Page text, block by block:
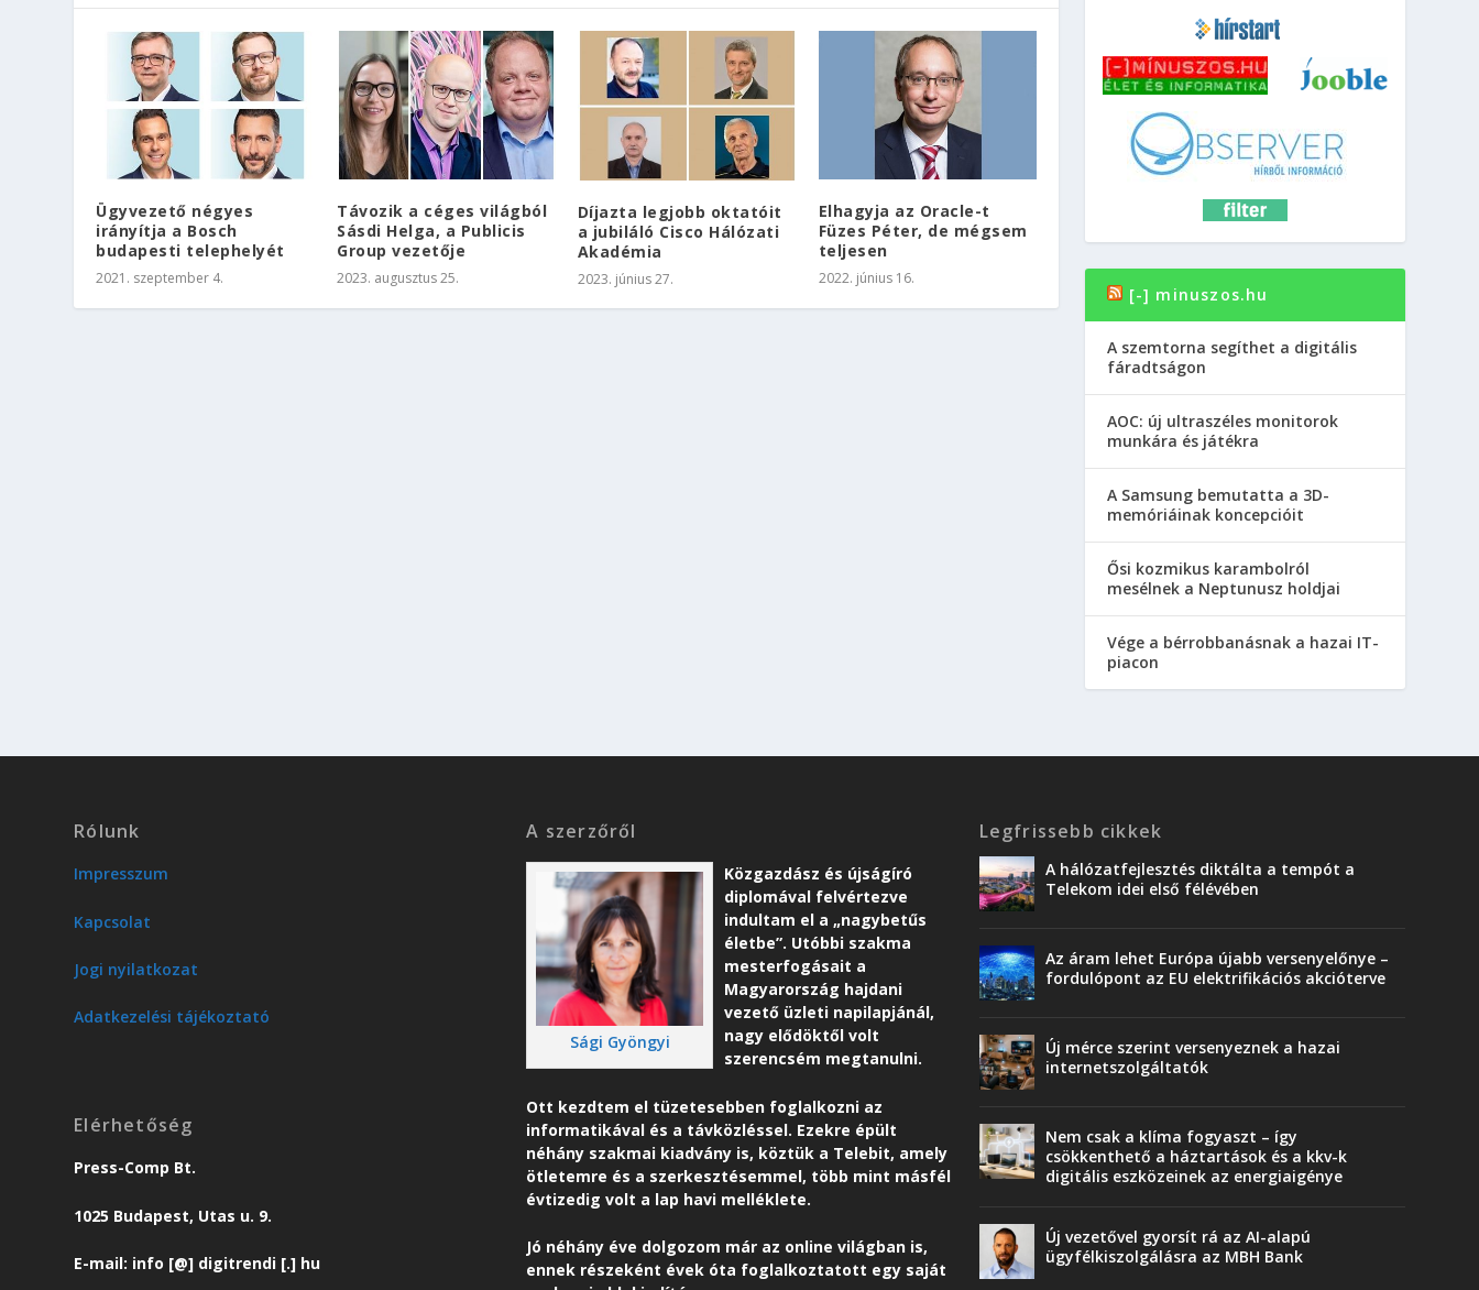
Ügyvezető négyes
irányítja a Bosch
budapesti telephelyét
2021. szeptember 4.
Távozik a céges világból
Sásdi Helga, a Publicis
Group vezetője
2023. augusztus 25.
Díjazta legjobb oktatóit
a jubiláló Cisco Hálózati
Akadémia
2023. június 27.
Elhagyja az Oracle-t
Füzes Péter, de mégsem
teljesen
2022. június 16.
[-] minuszos.hu
A szemtorna segíthet a digitális
fáradtságon
AOC: új ultraszéles monitorok
munkára és játékra
A Samsung bemutatta a 3D-
memóriáinak koncepcióit
Ősi kozmikus karambolról
mesélnek a Neptunusz holdjai
Vége a bérrobbanásnak a hazai IT-
piacon
Rólunk
Impresszum
Kapcsolat
Jogi nyilatkozat
Adatkezelési tájékoztató
Elérhetőség
Press-Comp Bt.
1025 Budapest, Utas u. 9.
E-mail: info [@] digitrendi [.] hu
A szerzőről
Sági Gyöngyi
Közgazdász és újságíró
diplomával felvértezve
indultam el a „nagybetűs
életbe”. Utóbbi szakma
mesterfogásait a
Magyarország hajdani
vezető üzleti napilapjánál,
nagy elődöktől volt
szerencsém megtanulni.
Ott kezdtem el tüzetesebben foglalkozni az
informatikával és a távközléssel. Ezekre épült
néhány szakmai kiadvány is, köztük a Telebit, amely
ötletemre és a szerkesztésemmel, több mint másfél
évtizedig volt a lap havi melléklete.
Jó néhány éve dolgozom már az online világban is,
ennek részeként évek óta foglalkoztatott egy saját
Legfrissebb cikkek
A hálózatfejlesztés diktálta a tempót a
Telekom idei első félévében
Az áram lehet Európa újabb versenyelőnye –
fordulópont az EU elektrifikációs akcióterve
Új mérce szerint versenyeznek a hazai
internetszolgáltatók
Nem csak a klíma fogyaszt – így
csökkenthető a háztartások és a kkv-k
digitális eszközeinek az energiaigénye
Új vezetővel gyorsít rá az AI-alapú
ügyfélkiszolgálásra az MBH Bank